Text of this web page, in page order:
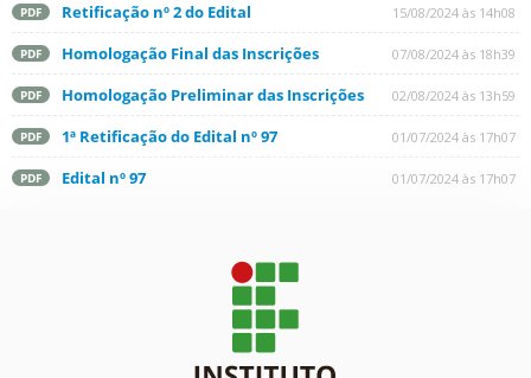
PDF Retificação nº 2 do Edital 15/08/2024 às 14h08
PDF Homologação Final das Inscrições 07/08/2024 às 18h39
PDF Homologação Preliminar das Inscrições 02/08/2024 às 13h59
PDF 1ª Retificação do Edital nº 97 01/07/2024 às 17h07
PDF Edital nº 97 01/07/2024 às 17h07